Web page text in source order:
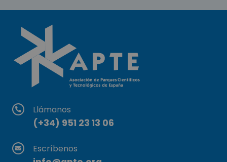
Llámanos
(+34) 951 23 13 06
Escríbenos